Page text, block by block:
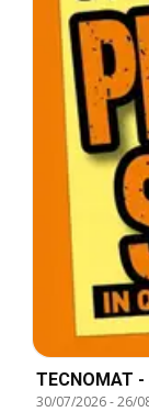
TECNOMAT
30/07/2026-26/